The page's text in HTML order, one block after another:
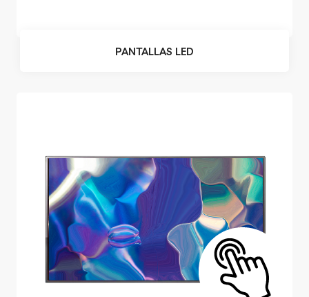
PANTALLAS LED